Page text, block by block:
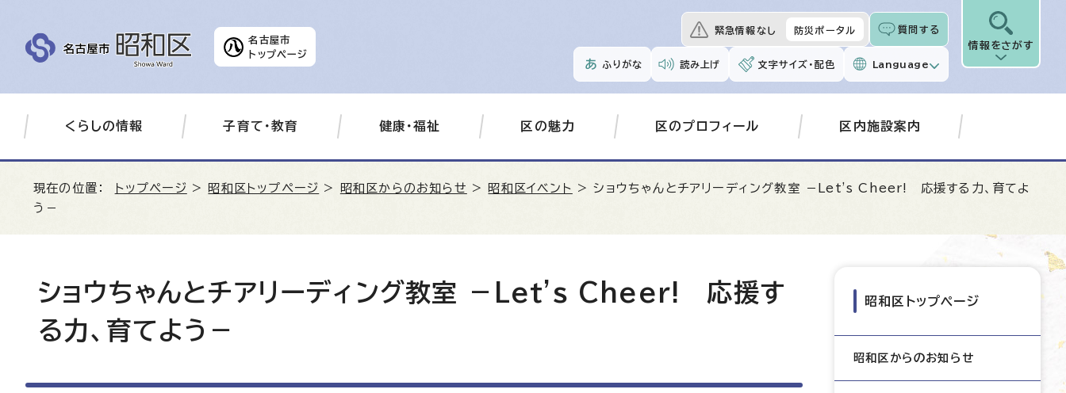
名古屋市
トップページ
緊急情報なし 防災ポータル 質問する
ふりがな 読み上げ 文字サイズ・配色 Language
情報をさがす
くらしの情報 子育て・教育 健康・福祉 区の魅力 区のプロフィール 区内施設案内
現在の位置： トップページ > 昭和区トップページ > 昭和区からのお知らせ > 昭和区イベント > ショウちゃんとチアリーディング教室 －Let's Cheer! 応援する力、育てよ
う－
ショウちゃんとチアリーディング教室 －Let's Cheer! 応援す
る力、育てよう－
昭和区トップページ
昭和区からのお知らせ